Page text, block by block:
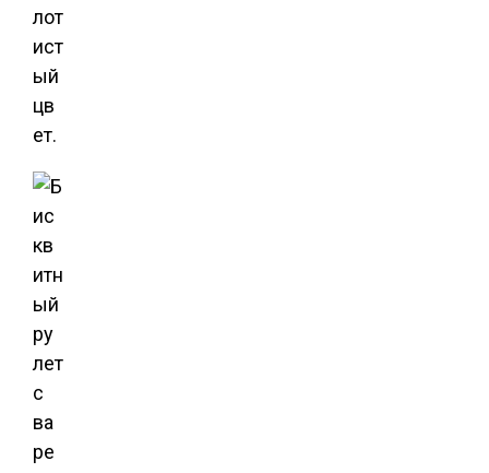
лот
ист
ый
цв
ет.